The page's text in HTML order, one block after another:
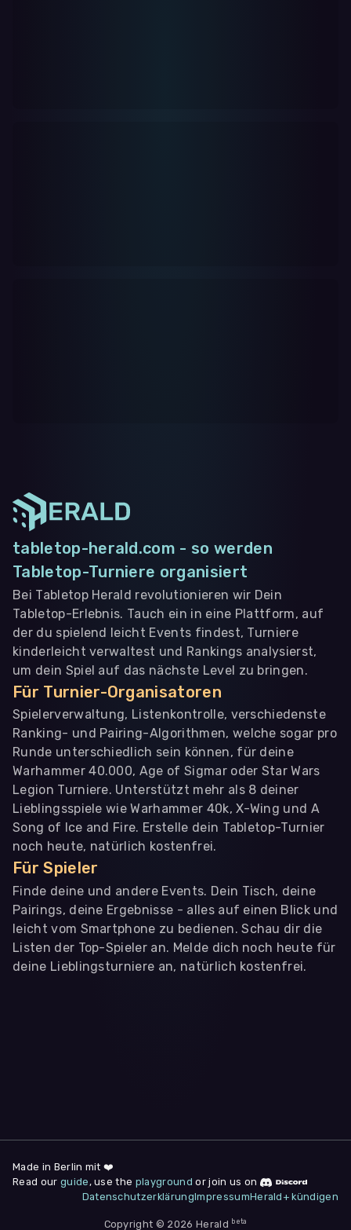
tabletop-herald.com - so werden
Tabletop-Turniere organisiert
Bei Tabletop Herald revolutionieren wir Dein
Tabletop-Erlebnis. Tauch ein in eine Plattform, auf
der du spielend leicht Events findest, Turniere
kinderleicht verwaltest und Rankings analysierst,
um dein Spiel auf das nächste Level zu bringen.
Für Turnier-Organisatoren
Spielerverwaltung, Listenkontrolle, verschiedenste
Ranking- und Pairing-Algorithmen, welche sogar pro
Runde unterschiedlich sein können, für deine
Warhammer 40.000, Age of Sigmar oder Star Wars
Legion Turniere. Unterstützt mehr als 8 deiner
Lieblingsspiele wie Warhammer 40k, X-Wing und A
Song of Ice and Fire. Erstelle dein Tabletop-Turnier
noch heute, natürlich kostenfrei.
Für Spieler
Finde deine und andere Events. Dein Tisch, deine
Pairings, deine Ergebnisse - alles auf einen Blick und
leicht vom Smartphone zu bedienen. Schau dir die
Listen der Top-Spieler an. Melde dich noch heute für
deine Lieblingsturniere an, natürlich kostenfrei.
deine Zustimmung jederzeit unter "
am Seitenende widerrufen.
Nur notwendige
Made in Berlin mit ❤️
Read our guide , use the playground or join us on
DatenschutzerklärungImpressumHerald+ kündigen
Copyright © 2026 Herald beta